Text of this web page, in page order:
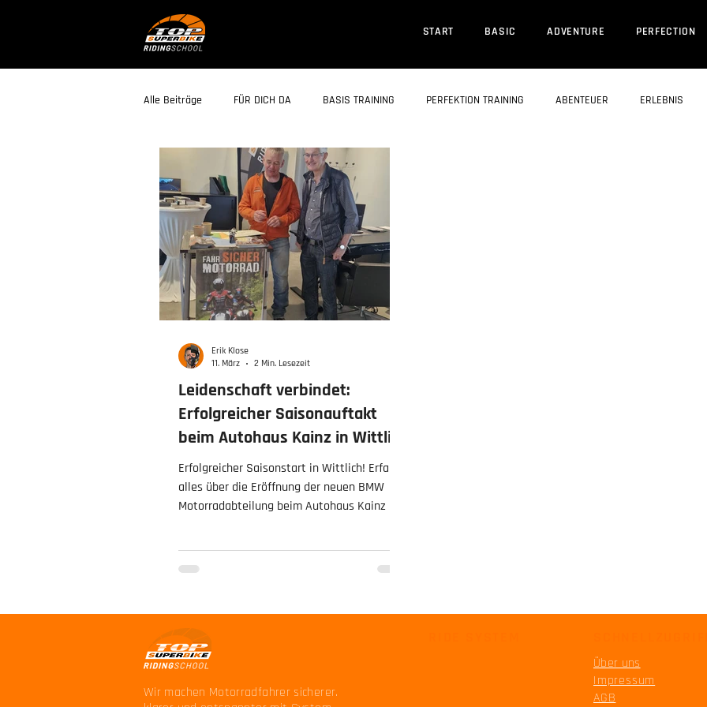
START BASIC ADVENTURE PERFECTION
Alle Beiträge FÜR DICH DA BASIS TRAINING PERFEKTION TRAINING ABENTEUER ERLEBNIS
Leidenschaft verbindet:
Erfolgreicher Saisonauftakt
beim Autohaus Kainz in Wittlich
🏍️💨
Erfolgreicher Saisonstart in Wittlich! Erfahre
alles über die Eröffnung der neuen BMW
Motorradabteilung beim Autohaus Kainz und
RLP und im Saarland mit Profi-Know-how
Erik Klose
11. März
2 Min. Lesezeit
Wir machen Motorradfahrer sicherer.
Über uns
Impressum
AGB